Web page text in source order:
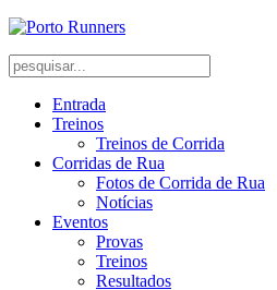
Entrada
Treinos
Treinos de Corrida
Corridas de Rua
Fotos de Corrida de Rua
Notícias
Eventos
Provas
Treinos
Resultados